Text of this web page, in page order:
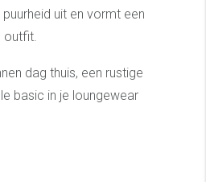
uit en vormt een
outfit.
dag thuis, een rustige
basic in je loungewear